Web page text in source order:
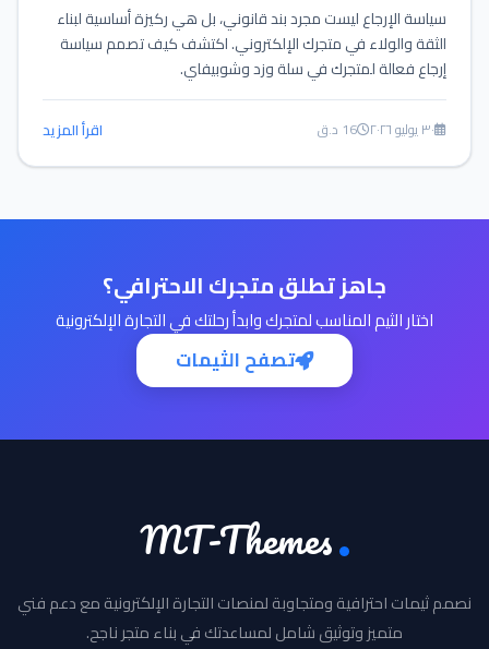
سياسة الإرجاع ليست مجرد بند قانوني، بل هي ركيزة أساسية لبناء
الثقة والولاء في متجرك الإلكتروني. اكتشف كيف تصمم سياسة
إرجاع فعالة لمتجرك في سلة وزد وشوبيفاي.
٣٠ يوليو ٢٠٢٦ 16 د.ق اقرأ المزيد
جاهز تطلق متجرك الاحترافي؟
اختار الثيم المناسب لمتجرك وابدأ رحلتك في التجارة الإلكترونية
تصفح الثيمات
MT-Themes
نصمم ثيمات احترافية ومتجاوبة لمنصات التجارة الإلكترونية مع دعم فني
متميز وتوثيق شامل لمساعدتك في بناء متجر ناجح.